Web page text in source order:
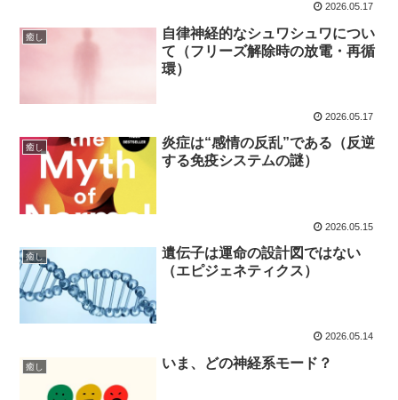
2026.05.17
癒し
自律神経的なシュワシュワについ
て（フリーズ解除時の放電・再循
環）
2026.05.17
癒し
炎症は“感情の反乱”である（反逆
する免疫システムの謎）
2026.05.15
癒し
遺伝子は運命の設計図ではない
（エピジェネティクス）
2026.05.14
癒し いま、どの神経系モード？